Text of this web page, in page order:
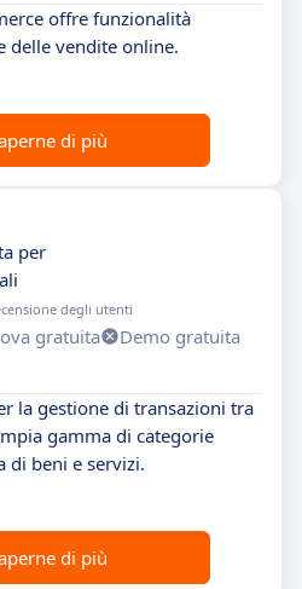
offre funzionalità
delle vendite online.
di più
per
degli utenti
gratuita
Demo gratuita
la gestione di transazioni tra
gamma di categorie
di beni e servizi.
di più